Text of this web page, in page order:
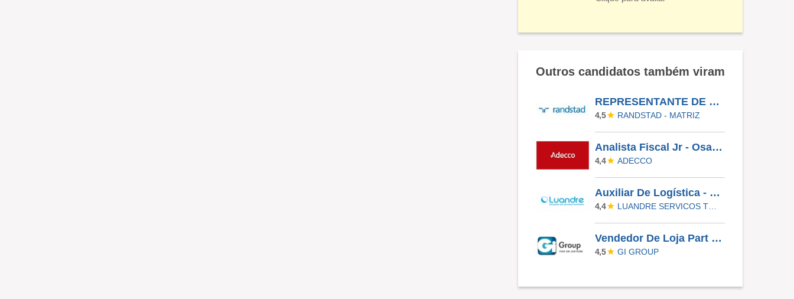
Outros candidatos também viram
REPRESENTANTE DE ENVIOS II - MCDLIVRE
4,5 RANDSTAD - MATRIZ
Analista Fiscal Jr - Osasco/SP
4,4 ADECCO
Auxiliar De Logística - Contagem
4,4
Vendedor De Loja Part Time Shopping Morumbi
4,5 GI GROUP